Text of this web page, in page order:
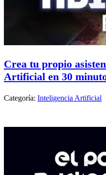
Crea tu propio
Artificial en 30
Categoría: Inteligencia Artificial